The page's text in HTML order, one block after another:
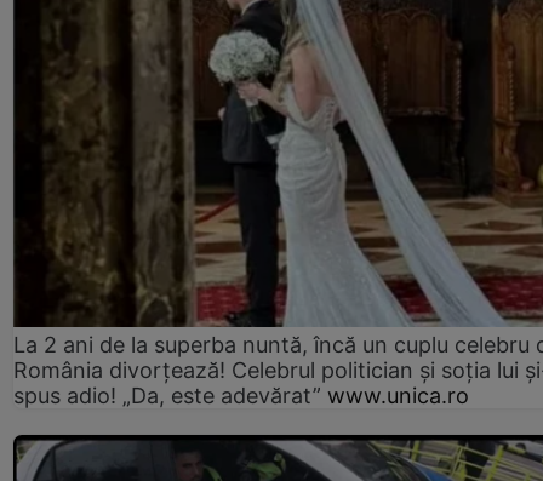
La 2 ani de la superba nuntă, încă un cuplu celebru
România divorțează! Celebrul politician și soția lui
spus adio! „Da, este adevărat” www.unica.ro